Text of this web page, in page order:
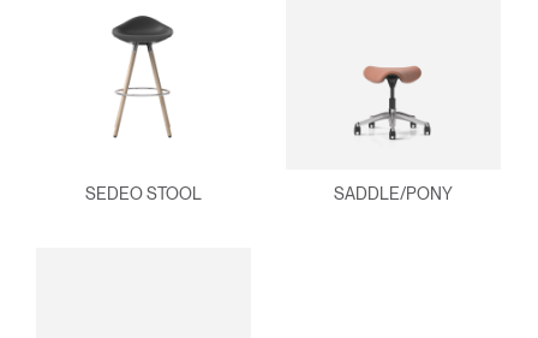
SEDEO STOOL SADDLE/PONY